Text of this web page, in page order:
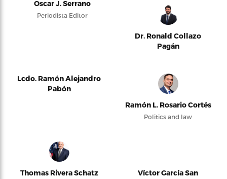
Oscar J. Serrano
Periodista Editor
Dr. Ronald Collazo
Pagán
Lcdo. Ramón Alejandro
Pabón
Ramón L. Rosario Cortés
Politics and law
Thomas Rivera Schatz
Víctor García San